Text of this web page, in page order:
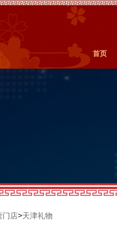
首页
门店>天津礼物